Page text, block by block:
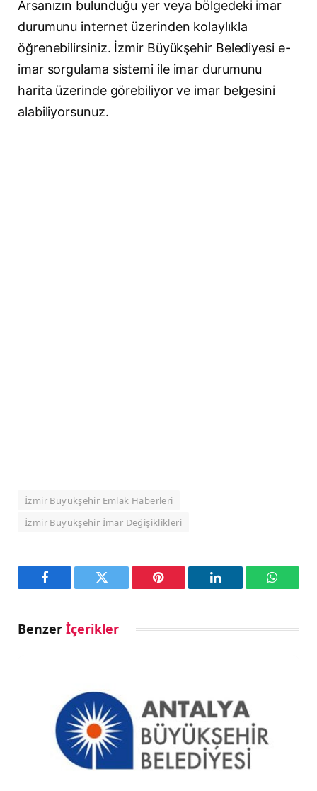
Arsanızın bulunduğu yer veya bölgedeki imar
durumunu internet üzerinden kolaylıkla
öğrenebilirsiniz. İzmir Büyükşehir Belediyesi e-
imar sorgulama sistemi ile imar durumunu
harita üzerinde görebiliyor ve imar belgesini
alabiliyorsunuz.
İzmir Büyükşehir Emlak Haberleri
İzmir Büyükşehir İmar Değişiklikleri
Facebook Twitter Pinterest LinkedIn
Benzer İçerikler